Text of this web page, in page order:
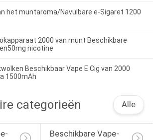
het muntaroma/Navulbare e-Sigaret 1200
2000 van munt Beschikbare
nicotine
Beschikbaar Vape E Cig van 2000
1500mAh
categorieën Alle
Beschikbare Vape-